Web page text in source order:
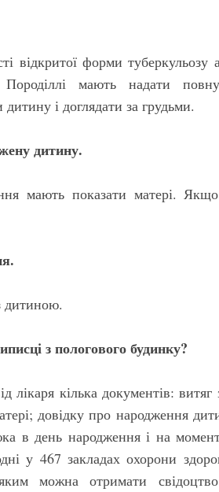
відкритої форми
Породіллі мають надати
і доглядати за грудьми.
дитину.
мають показати матері.
дитиною.
з пологового будинку?
кілька документів: витяг
довідку про народження
в день народження і на
у 467 закладах охорони
можна отримати